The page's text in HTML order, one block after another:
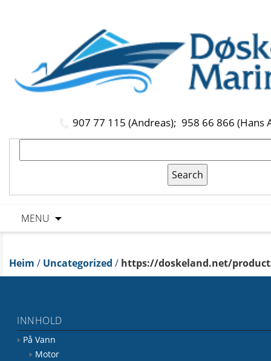
907 77 115 (Andreas); 958 66 866 (Hans
MENU
Heim / Uncategorized / https://doskeland.net/
INNHOLD
På Vann
Motor